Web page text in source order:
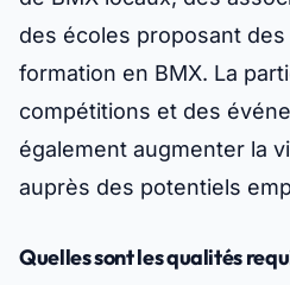
des écoles proposant
formation en BMX. La
compétitions et des
également augmenter la
auprès des potentiels
Quelles sont les qualités